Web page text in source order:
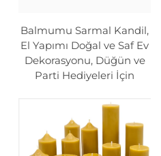
sürdürülebilirliğin
mumlarımızda
bir kaynaktır ve doğal
Ayrıca bal mumu
ekosistemlerin
Balmumu Sarmal Kandil,
El Yapımı Doğal ve Saf Ev
Dekorasyonu, Düğün ve
Parti Hediyeleri İçin